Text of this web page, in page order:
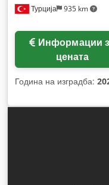
Турција 935 km
цената
Година на изградба: